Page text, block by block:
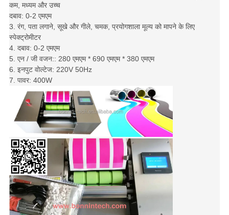
कम, मध्यम और उच्च
दबाव: 0-2 एमएम
3. रंग, पता लगाने, सूखे और गीले, चमक, प्रयोगशाला मूल्य को मापने के लिए
स्पेक्ट्रोमीटर
4. दबाव: 0-2 एमएम
5. एन / जी वजन:: 280 एमएम * 690 एमएम * 380 एमएम
6. इनपुट वोल्टेज: 220V 50Hz
7. पावर: 400W